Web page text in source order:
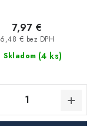
Skladom (4 ks)
6,48 € bez DPH
7,97 €